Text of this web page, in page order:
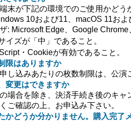
末が下記の環境でのご使用かどう
10および11、macOS 11お
: Microsoft Edge、Google Chrome
ズが「中」であること。
・Cookieが有効であること。
限はありますか
し込みあたりの枚数制限は、公演
変更はできますか
場合を除き、決済手続き後のキ
ご確認の上、お申込み下さい。
かどうか分かりません。購入完了